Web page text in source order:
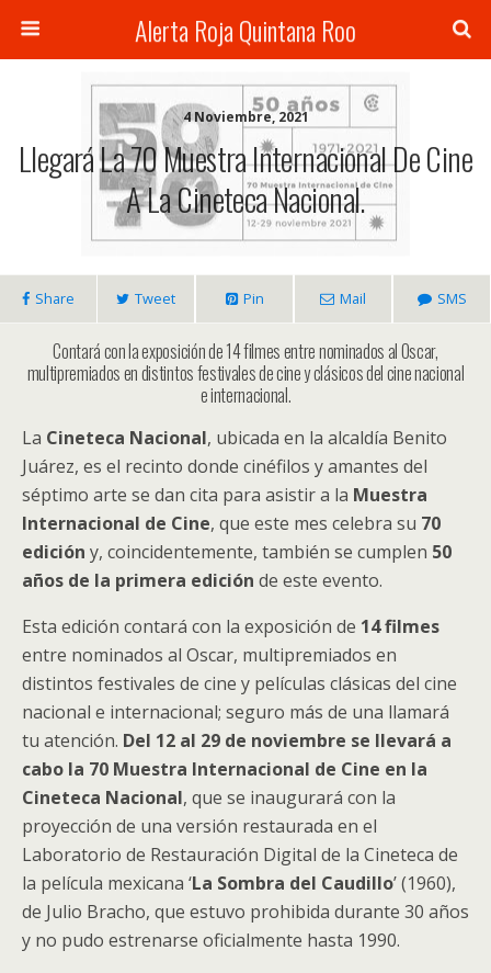
Alerta Roja Quintana Roo
4 Noviembre, 2021
Llegará La 70 Muestra Internacional De Cine
A La Cineteca Nacional.
Share Tweet Pin Mail SMS
Contará con la exposición de 14 filmes entre nominados al Oscar,
multipremiados en distintos festivales de cine y clásicos del cine nacional
e internacional.
La Cineteca Nacional, ubicada en la alcaldía Benito
Juárez, es el recinto donde cinéfilos y amantes del
séptimo arte se dan cita para asistir a la Muestra
Internacional de Cine, que este mes celebra su 70
edición y, coincidentemente, también se cumplen 50
años de la primera edición de este evento.
Esta edición contará con la exposición de 14 filmes
entre nominados al Oscar, multipremiados en
distintos festivales de cine y películas clásicas del cine
nacional e internacional; seguro más de una llamará
tu atención. Del 12 al 29 de noviembre se llevará a
cabo la 70 Muestra Internacional de Cine en la
Cineteca Nacional, que se inaugurará con la
proyección de una versión restaurada en el
Laboratorio de Restauración Digital de la Cineteca de
la película mexicana ‘La Sombra del Caudillo’ (1960),
de Julio Bracho, que estuvo prohibida durante 30 años
y no pudo estrenarse oficialmente hasta 1990.